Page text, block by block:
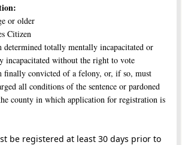
or older
Citizen
determined totally mentally incapacitated or
incapacitated without the right to vote
finally convicted of a felony, or, if so, must
all conditions of the sentence or pardoned
county in which application for registration is
be registered at least 30 days prior to